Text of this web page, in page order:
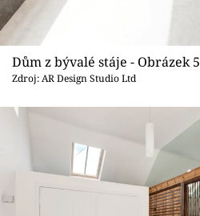
Dům z bývalé stáje - Obrázek 5
Zdroj: AR Design Studio Ltd